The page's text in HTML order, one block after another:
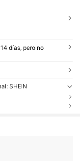
días, pero no
SHEIN